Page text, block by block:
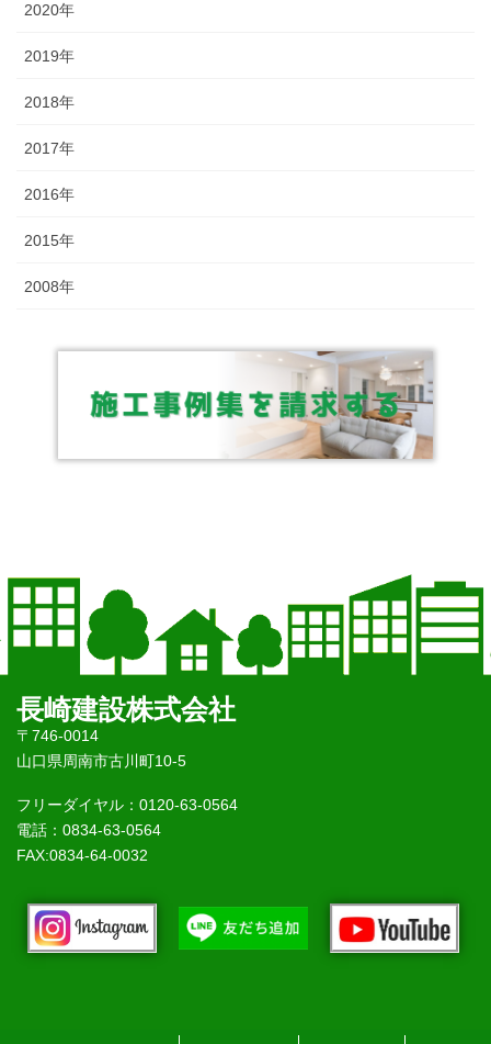
2020年
2019年
2018年
2017年
2016年
2015年
2008年
長崎建設株式会社
〒746-0014
山口県周南市古川町10-5
フリーダイヤル：0120-63-0564
電話：0834-63-0564
FAX:0834-64-0032